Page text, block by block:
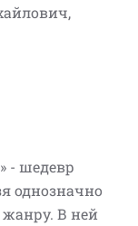
- шедевр
однозначно
В ней